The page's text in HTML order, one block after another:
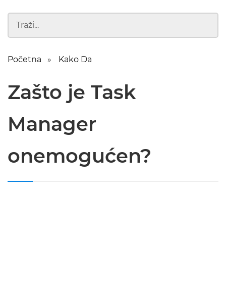
Početna Kako Da
Zašto je Task
Manager
onemogućen?